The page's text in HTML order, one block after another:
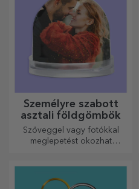
Személyre szabott
asztali földgömbök
Szöveggel vagy fotókkal
meglepetést okozhat